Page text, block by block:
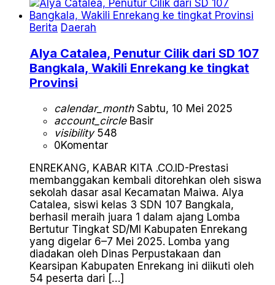
Berita Daerah
Alya Catalea, Penutur Cilik dari SD 107
Bangkala, Wakili Enrekang ke tingkat
Provinsi
calendar_monthSabtu, 10 Mei 2025
account_circleBasir
visibility548
0Komentar
ENREKANG, KABAR KITA .CO.ID-Prestasi
membanggakan kembali ditorehkan oleh siswa
sekolah dasar asal Kecamatan Maiwa. Alya
Catalea, siswi kelas 3 SDN 107 Bangkala,
berhasil meraih juara 1 dalam ajang Lomba
Bertutur Tingkat SD/MI Kabupaten Enrekang
yang digelar 6–7 Mei 2025. Lomba yang
diadakan oleh Dinas Perpustakaan dan
Kearsipan Kabupaten Enrekang ini diikuti oleh
54 peserta dari […]